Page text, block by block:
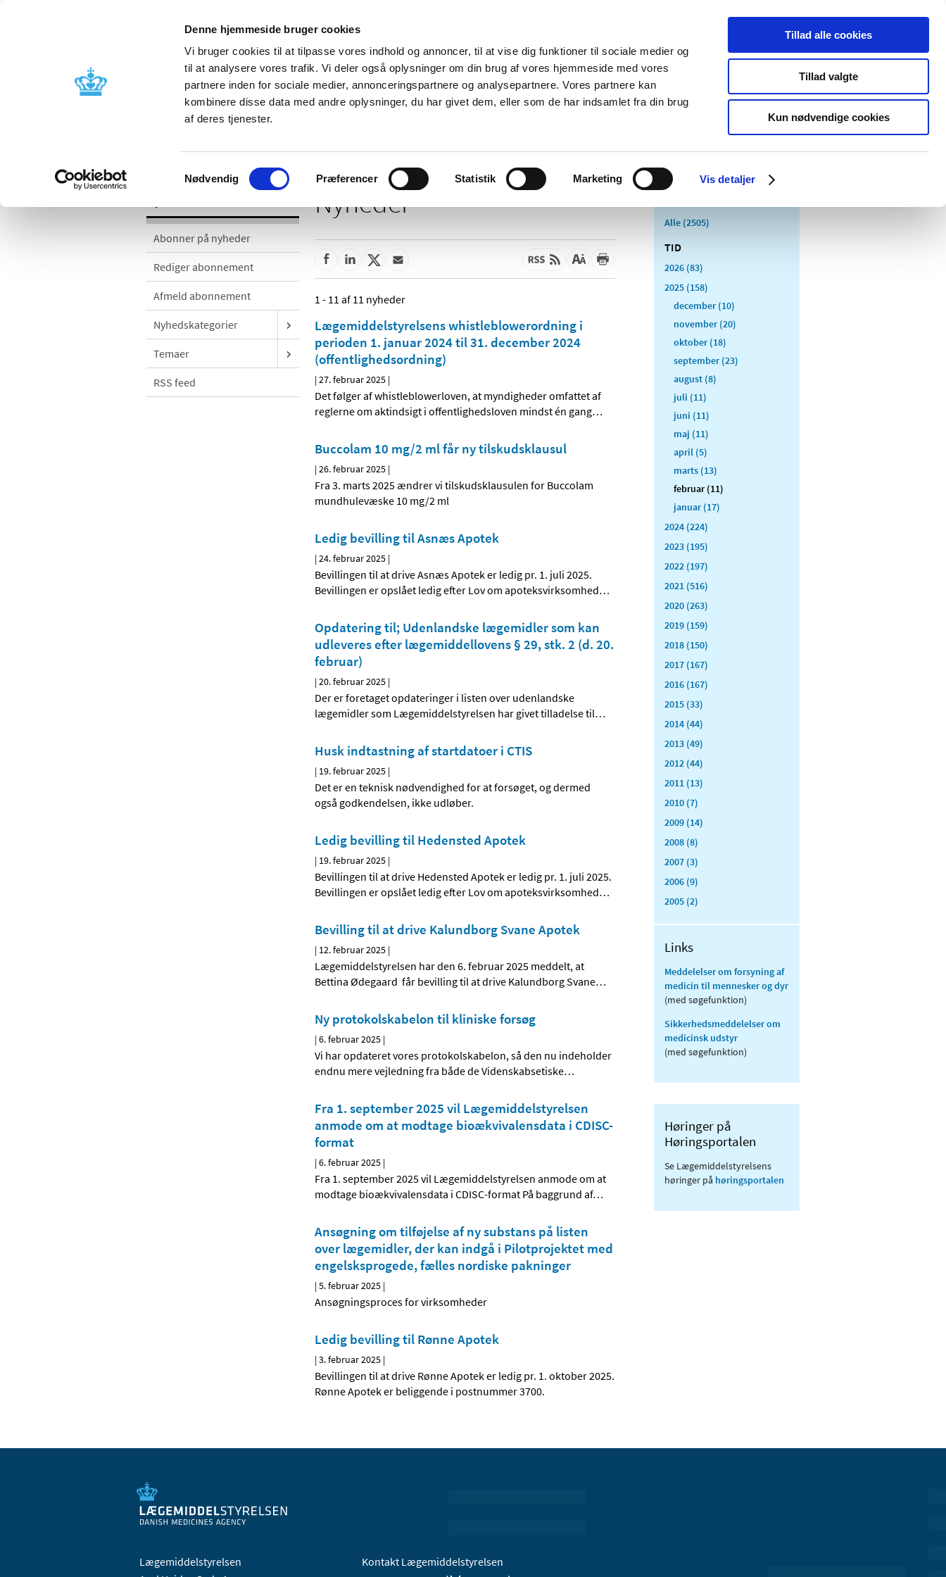
Denne hjemmeside bruger cookies
Vi bruger cookies til at tilpasse vores indhold og annoncer, til at vise dig funktioner til sociale medier og
til at analysere vores trafik. Vi deler også oplysninger om din brug af vores hjemmeside med vores
partnere inden for sociale medier, annonceringspartnere og analysepartnere. Vores partnere kan
kombinere disse data med andre oplysninger, du har givet dem, eller som de har indsamlet fra din brug
af deres tjenester.
Samtykkevalg
Nødvendig Præferencer Statistik Marketing Vis detaljer
Tillad alle cookies
Tillad valgte
Kun nødvendige cookies
Nyheder Om os Kontakt Udgivelser
Godkendelse og
Bivirkninger og
produktinformation
Tilskud og
Apoteker og salg af
Medicinsk
Særlige
produktområder
Abonner på nyheder
Rediger abonnement
Afmeld abonnement
Nyhedskategorier
Temaer
RSS feed
Nyheder
1 - 11 af 11 nyheder
Lægemiddelstyrelsens whistleblowerordning i
perioden 1. januar 2024 til 31. december 2024
(offentlighedsordning)
|27. februar 2025 |
Det følger af whistleblowerloven, at myndigheder omfattet af
reglerne om aktindsigt i offentlighedsloven mindst én gang…
Buccolam 10 mg/2 ml får ny tilskudsklausul
|26. februar 2025 |
Fra 3. marts 2025 ændrer vi tilskudsklausulen for Buccolam
mundhulevæske 10 mg/2 ml
Ledig bevilling til Asnæs Apotek
|24. februar 2025 |
Bevillingen til at drive Asnæs Apotek er ledig pr. 1. juli 2025.
Bevillingen er opslået ledig efter Lov om apoteksvirksomhed…
Opdatering til; Udenlandske lægemidler som kan
udleveres efter lægemiddellovens § 29, stk. 2 (d. 20.
februar)
|20. februar 2025 |
Der er foretaget opdateringer i listen over udenlandske
lægemidler som Lægemiddelstyrelsen har givet tilladelse til…
Husk indtastning af startdatoer i CTIS
| 19. februar 2025 |
Det er en teknisk nødvendighed for at forsøget, og dermed
også godkendelsen, ikke udløber.
Ledig bevilling til Hedensted Apotek
| 19. februar 2025 |
Bevillingen til at drive Hedensted Apotek er ledig pr. 1. juli 2025.
Bevillingen er opslået ledig efter Lov om apoteksvirksomhed…
Bevilling til at drive Kalundborg Svane Apotek
| 12. februar 2025 |
Lægemiddelstyrelsen har den 6. februar 2025 meddelt, at
Bettina Ødegaard får bevilling til at drive Kalundborg Svane…
Ny protokolskabelon til kliniske forsøg
|6. februar 2025 |
Vi har opdateret vores protokolskabelon, så den nu indeholder
endnu mere vejledning fra både de Videnskabsetiske…
Fra 1. september 2025 vil Lægemiddelstyrelsen
anmode om at modtage bioækvivalensdata i CDISC-
format
|6. februar 2025 |
Fra 1. september 2025 vil Lægemiddelstyrelsen anmode om at
modtage bioækvivalensdata i CDISC-format På baggrund af…
Ansøgning om tilføjelse af ny substans på listen
over lægemidler, der kan indgå i Pilotprojektet med
engelsksprogede, fælles nordiske pakninger
|5. februar 2025 |
Ansøgningsproces for virksomheder
Ledig bevilling til Rønne Apotek
|3. februar 2025 |
Bevillingen til at drive Rønne Apotek er ledig pr. 1. oktober 2025.
Rønne Apotek er beliggende i postnummer 3700.
Alle (2505)
TID
2026 (83)
2025 (158)
december (10)
november (20)
oktober (18)
september (23)
august (8)
juli (11)
juni (11)
maj (11)
april (5)
marts (13)
februar (11)
januar (17)
2024 (224)
2023 (195)
2022 (197)
2021 (516)
2020 (263)
2019 (159)
2018 (150)
2017 (167)
2016 (167)
2015 (33)
2014 (44)
2013 (49)
2012 (44)
2011 (13)
2010 (7)
2009 (14)
2008 (8)
2007 (3)
2006 (9)
2005 (2)
Links
Meddelelser om forsyning af
medicin til mennesker og dyr
(med søgefunktion)
Sikkerhedsmeddelelser om
medicinsk udstyr
(med søgefunktion)
Høringer på
Høringsportalen
Se Lægemiddelstyrelsens
høringer på høringsportalen
Lægemiddelstyrelsen
Kontakt Lægemiddelstyrelsen